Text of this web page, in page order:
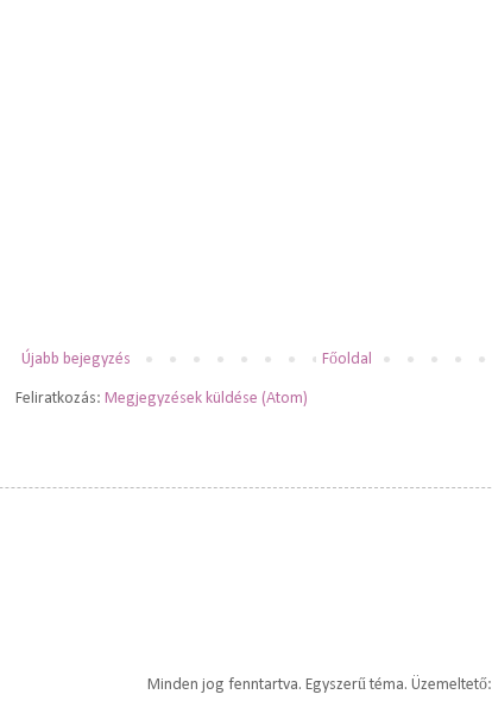
Újabb bejegyzés Főoldal
Feliratkozás: Megjegyzések küldése (Atom)
Minden jog fenntartva. Egyszerű téma. Üzemeltető: